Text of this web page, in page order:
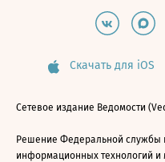
Скачать для iOS
Сетевое издание Ведомости
Решение Федеральной службы
информационных технологий и